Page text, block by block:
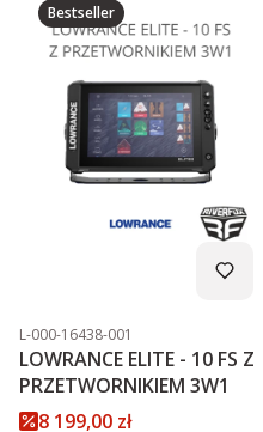
Bestseller
Kod produktu
L-000-16438-001
LOWRANCE ELITE - 10 FS Z
PRZETWORNIKIEM 3W1
Cena promocyjna
8 199,00 zł